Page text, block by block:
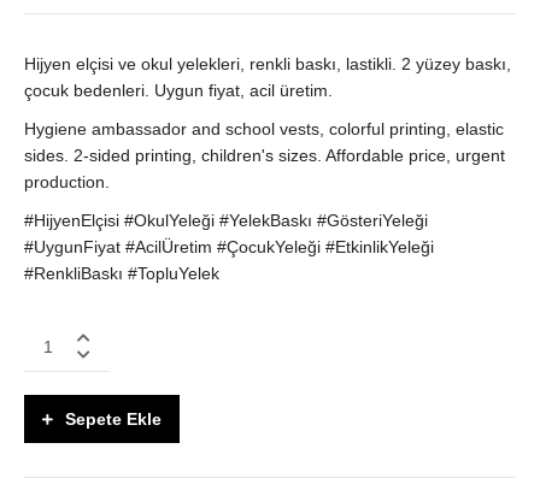
Hijyen elçisi ve okul yelekleri, renkli baskı, lastikli. 2 yüzey baskı,
çocuk bedenleri. Uygun fiyat, acil üretim.
Hygiene ambassador and school vests, colorful printing, elastic
sides. 2-sided printing, children's sizes. Affordable price, urgent
production.
#HijyenElçisi #OkulYeleği #YelekBaskı #GösteriYeleği
#UygunFiyat #AcilÜretim #ÇocukYeleği #EtkinlikYeleği
#RenkliBaskı #TopluYelek
Elçisi
Yeleği
Renkli
Sepete Ekle